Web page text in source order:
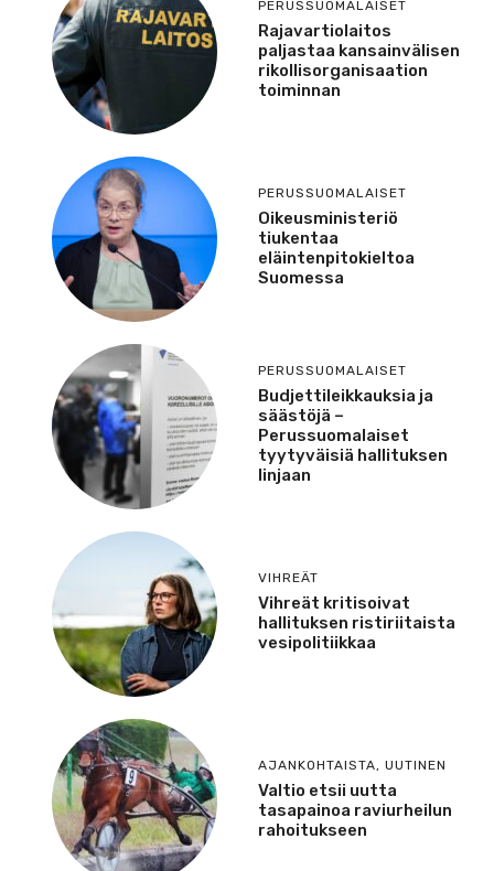
PERUSSUOMALAISET
Rajavartiolaitos
paljastaa kansainvälisen
rikollisorganisaation
toiminnan
PERUSSUOMALAISET
Oikeusministeriö
tiukentaa
eläintenpitokieltoa
Suomessa
PERUSSUOMALAISET
Budjettileikkauksia ja
säästöjä –
Perussuomalaiset
tyytyväisiä hallituksen
linjaan
VIHREÄT
Vihreät kritisoivat
hallituksen ristiriitaista
vesipolitiikkaa
AJANKOHTAISTA, UUTINEN
Valtio etsii uutta
tasapainoa raviurheilun
rahoitukseen